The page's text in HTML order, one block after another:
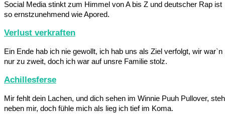
Social Media stinkt zum Himmel von A bis Z und deutscher Rap ist
so ernstzunehmend wie Apored.
Verlust verkraften
Ein Ende hab ich nie gewollt, ich hab uns als Ziel verfolgt, wir war`n
nur zu zweit, doch ich war auf unsre Familie stolz.
Achillesferse
Mir fehlt dein Lachen, und dich sehen im Winnie Puuh Pullover, steh
neben mir, doch fühle mich als lieg ich tief im Koma.